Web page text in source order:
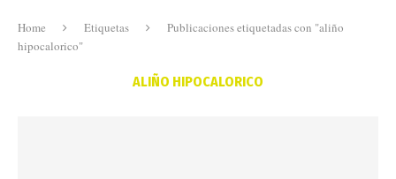
Home Etiquetas
Publicaciones etiquetadas con "aliño
hipocalorico"
ALIÑO HIPOCALORICO